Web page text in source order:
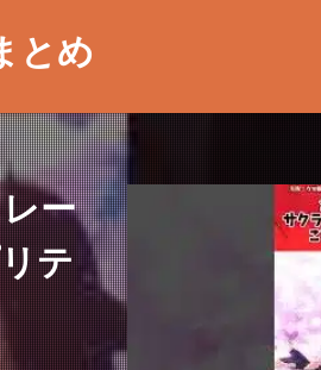
とめ
ー
テ